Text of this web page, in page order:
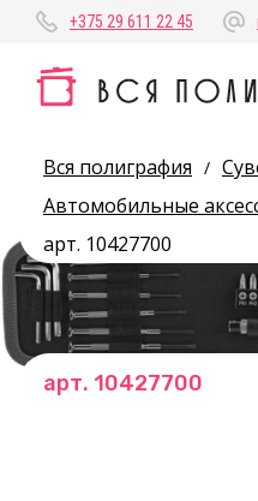
+375 29 611 22 45
Вся полиграфия /
Автомобильные
арт. 10427700
арт. 10427700